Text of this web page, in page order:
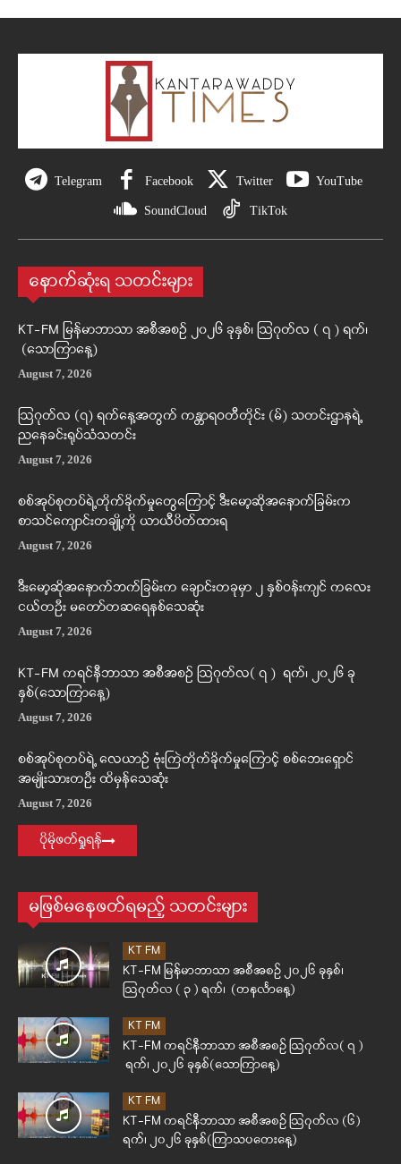
Telegram Facebook Twitter YouTube
SoundCloud TikTok
နောက်ဆုံးရ သတင်းများ
KT-FM မြန်မာဘာသာ အစီအစဉ် ၂၀၂၆ ခုနှစ်၊ ဩဂုတ်လ ( ၇ ) ရက်၊
(သောကြာနေ့)
August 7, 2026
ဩဂုတ်လ (၇) ရက်နေ့အတွက် ကန္တာရဝတီတိုင်း (မ်) သတင်းဌာနရဲ့
ညနေခင်းရုပ်သံသတင်း
August 7, 2026
စစ်အုပ်စုတပ်ရဲ့တိုက်ခိုက်မှုတွေကြောင့် ဒီးမော့ဆိုအနောက်ခြမ်းက
စာသင်ကျောင်းတချို့ကို ယာယီပိတ်ထားရ
August 7, 2026
ဒီးမော့ဆိုအနောက်ဘက်ခြမ်းက ချောင်းတခုမှာ ၂ နှစ်ဝန်းကျင် ကလေး
ငယ်တဦး မတော်တဆရေနစ်သေဆုံး
August 7, 2026
KT-FM ကရင်နီဘာသာ အစီအစဉ် ဩဂုတ်လ( ၇ ) ရက်၊ ၂၀၂၆ ခု
နှစ်(သောကြာနေ့)
August 7, 2026
စစ်အုပ်စုတပ်ရဲ့ လေယာဉ် ဗုံးကြဲတိုက်ခိုက်မှုကြောင့် စစ်ဘေးရှောင်
အမျိုးသားတဦး ထိမှန်သေဆုံး
August 7, 2026
ပိုမိုဖတ်ရှုရန်
မဖြစ်မနေဖတ်ရမည့် သတင်းများ
KT FM
KT-FM မြန်မာဘာသာ အစီအစဉ် ၂၀၂၆ ခုနှစ်၊
ဩဂုတ်လ ( ၃ ) ရက်၊ (တနင်္လာနေ့)
KT FM
KT-FM ကရင်နီဘာသာ အစီအစဉ် ဩဂုတ်လ( ၇ )
ရက်၊ ၂၀၂၆ ခုနှစ်(သောကြာနေ့)
KT FM
KT-FM ကရင်နီဘာသာ အစီအစဉ် ဩဂုတ်လ (၆)
ရက်၊ ၂၀၂၆ ခုနှစ်(ကြာသပတေးနေ့)